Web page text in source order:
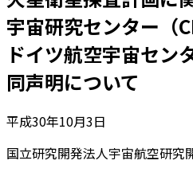
宇宙研究センター（
ドイツ航空宇宙セン
同声明について
平成30年10月3日
国立研究開発法人宇宙航空研究